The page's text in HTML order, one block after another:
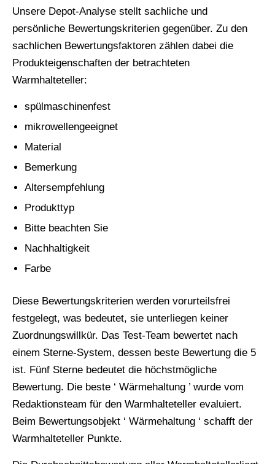
Unsere Depot-Analyse stellt sachliche und
persönliche Bewertungskriterien gegenüber. Zu den
sachlichen Bewertungsfaktoren zählen dabei die
Produkteigenschaften der betrachteten
Warmhalteteller:
spülmaschinenfest
mikrowellengeeignet
Material
Bemerkung
Altersempfehlung
Produkttyp
Bitte beachten Sie
Nachhaltigkeit
Farbe
Diese Bewertungskriterien werden vorurteilsfrei
festgelegt, was bedeutet, sie unterliegen keiner
Zuordnungswillkür. Das Test-Team bewertet nach
einem Sterne-System, dessen beste Bewertung die 5
ist. Fünf Sterne bedeutet die höchstmögliche
Bewertung. Die beste ‘ Wärmehaltung ’ wurde vom
Redaktionsteam für den Warmhalteteller evaluiert.
Beim Bewertungsobjekt ‘ Wärmehaltung ‘ schafft der
Warmhalteteller Punkte.